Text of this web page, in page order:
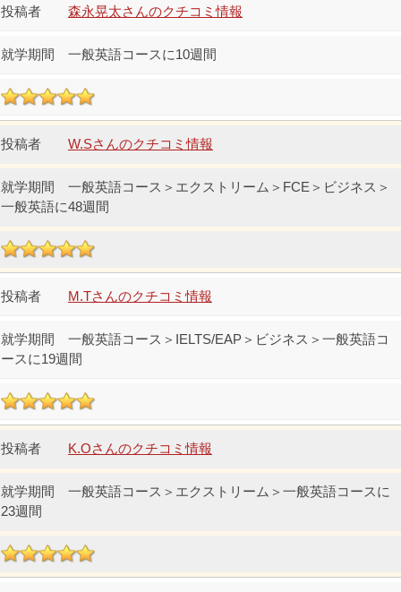
森永晃太さんのクチコミ情報
一般英語コースに10週間
W.Sさんのクチコミ情報
一般英語コース＞エクストリーム＞FCE＞ビジネス＞
一般英語に48週間
M.Tさんのクチコミ情報
一般英語コース＞IELTS/EAP＞ビジネス＞一般英語コ
ースに19週間
K.Oさんのクチコミ情報
一般英語コース＞エクストリーム＞一般英語コースに
23週間